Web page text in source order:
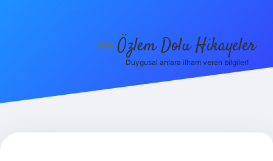
menüyüÖzlem Dolu Hikayeler
Duygusal anlara ilham veren bilgiler!